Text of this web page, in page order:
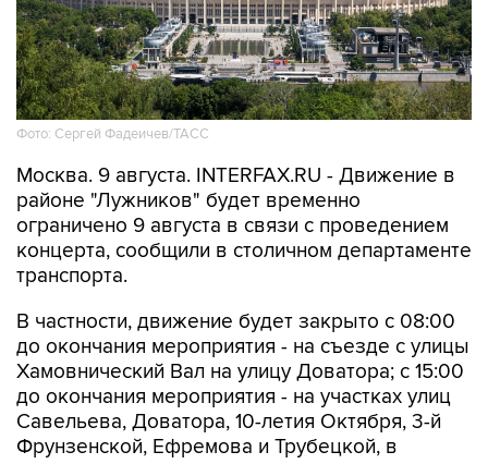
Фото: Сергей Фадеичев/ТАСС
Москва. 9 августа. INTERFAX.RU - Движение в
ограничено 9 августа в связи с проведением
концерта, сообщили в столичном департаменте
транспорта.
В частности, движение будет закрыто с 08:00
Хамовнический Вал на улицу Доватора; с 15:00
до окончания мероприятия - на участках улиц
Савельева, Доватора, 10-летия Октября, 3-й
Фрунзенской, Ефремова и Трубецкой, в
Проектируемом проезде № 2309.